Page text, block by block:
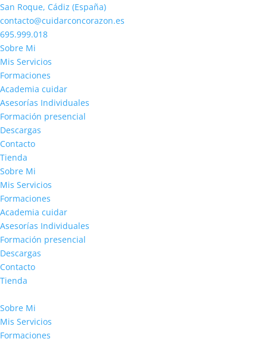
San Roque, Cádiz (España)
contacto@cuidarconcorazon.es
695.999.018
Sobre Mi
Mis Servicios
Formaciones
Academia cuidar
Asesorías Individuales
Formación presencial
Descargas
Contacto
Tienda
Sobre Mi
Mis Servicios
Formaciones
Academia cuidar
Asesorías Individuales
Formación presencial
Descargas
Contacto
Tienda
Sobre Mi
Mis Servicios
Formaciones